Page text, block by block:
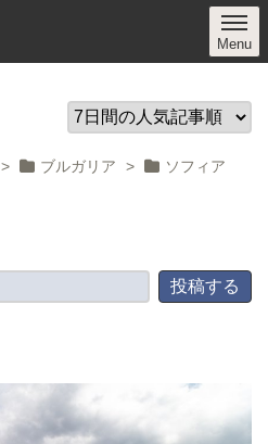
> ブルガリア > ソフィア